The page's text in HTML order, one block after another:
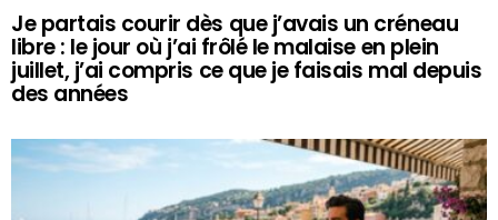
Je partais courir dès que j’avais un créneau
libre : le jour où j’ai frôlé le malaise en plein
juillet, j’ai compris ce que je faisais mal depuis
des années